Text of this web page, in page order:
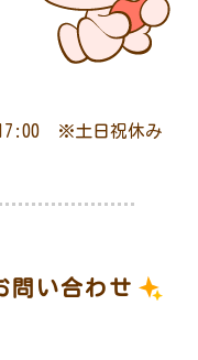
17:00 ※土日祝休み
問い合わせ